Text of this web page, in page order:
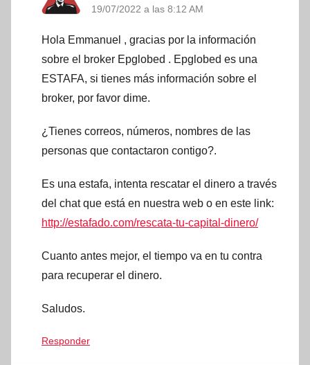
19/07/2022 a las 8:12 AM
Hola Emmanuel , gracias por la información
sobre el broker Epglobed . Epglobed es una
ESTAFA, si tienes más información sobre el
broker, por favor dime.
¿Tienes correos, números, nombres de las
personas que contactaron contigo?.
Es una estafa, intenta rescatar el dinero a través
del chat que está en nuestra web o en este link:
http://estafado.com/rescata-tu-capital-dinero/
Cuanto antes mejor, el tiempo va en tu contra
para recuperar el dinero.
Saludos.
Responder